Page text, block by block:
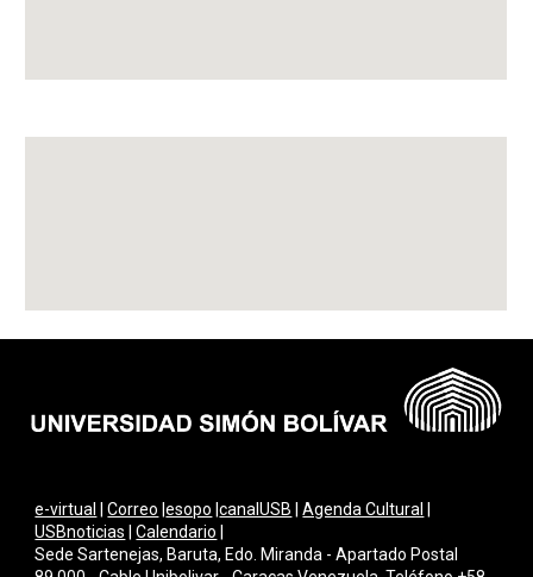
e-virtual |Correo |esopo |canalUSB |Agenda Cultural
USBnoticias |Calendario
Sede Sartenejas, Baruta, Edo. Miranda - Apartado Postal